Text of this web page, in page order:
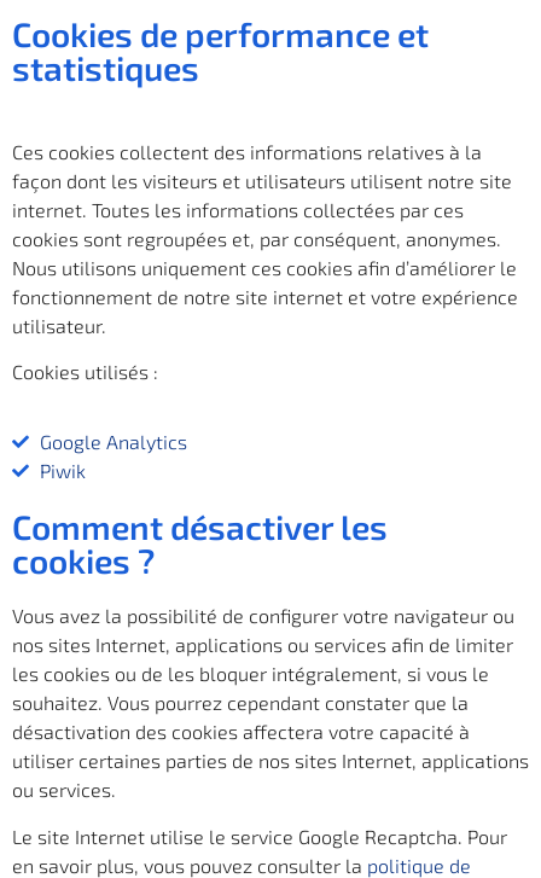
Cookies de performance et
statistiques
Ces cookies collectent des informations relatives à la
façon dont les visiteurs et utilisateurs utilisent notre site
internet. Toutes les informations collectées par ces
cookies sont regroupées et, par conséquent, anonymes.
Nous utilisons uniquement ces cookies afin d’améliorer le
fonctionnement de notre site internet et votre expérience
utilisateur.
Cookies utilisés :
Google Analytics
Piwik
Comment désactiver les
cookies ?
Vous avez la possibilité de configurer votre navigateur ou
nos sites Internet, applications ou services afin de limiter
les cookies ou de les bloquer intégralement, si vous le
souhaitez. Vous pourrez cependant constater que la
désactivation des cookies affectera votre capacité à
utiliser certaines parties de nos sites Internet, applications
ou services.
Le site Internet utilise le service Google Recaptcha. Pour
en savoir plus, vous pouvez consulter la politique de